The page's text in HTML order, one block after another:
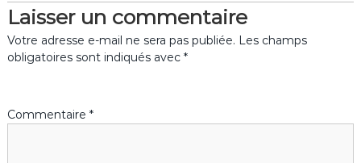
t
i
l
Laisser un commentaire
Votre adresse e-mail ne sera pas publiée. Les champs
obligatoires sont indiqués avec *
Commentaire *